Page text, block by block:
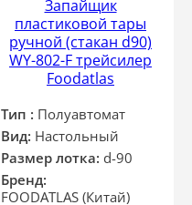
Запайщик
пластиковой тары
ручной (стакан d90)
WY-802-F трейсилер
Foodatlas
Тип : Полуавтомат
Вид: Настольный
Размер лотка: d-90
Бренд:
FOODATLAS (Китай)